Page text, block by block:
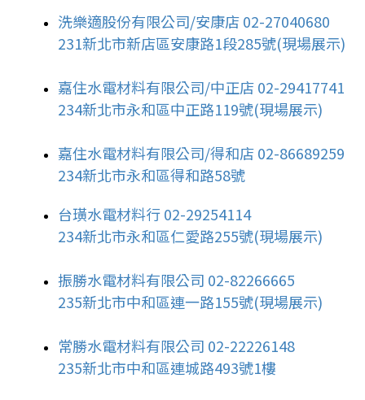
洗樂適股份有限公司/安康店 02-27040680
231新北市新店區安康路1段285號(現場展示)
嘉住水電材料有限公司/中正店 02-29417741
234新北市永和區中正路119號(現場展示)
嘉住水電材料有限公司/得和店 02-86689259
234新北市永和區得和路58號
台璜水電材料行 02-29254114
234新北市永和區仁愛路255號(現場展示)
振勝水電材料有限公司 02-82266665
235新北市中和區連一路155號(現場展示)
常勝水電材料有限公司 02-22226148
235新北市中和區連城路493號1樓